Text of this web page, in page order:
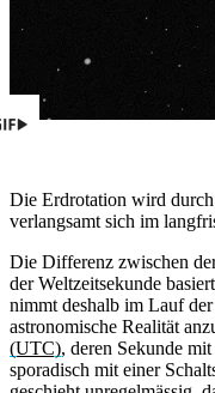
Die Erdrotation wird
verlangsamt sich im
Die Differenz zwischen
der Weltzeitsekunde
nimmt deshalb im Lauf
astronomische Realität
(UTC), deren Sekunde
sporadisch mit einer